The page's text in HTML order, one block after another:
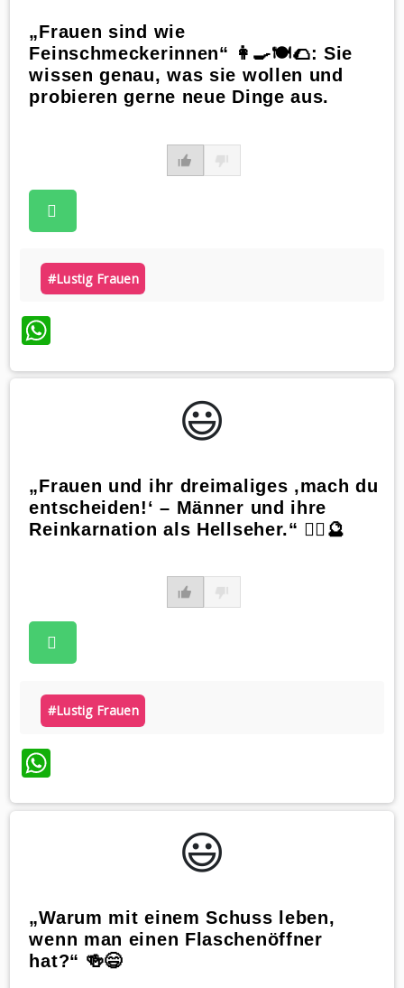
„Frauen sind wie
Feinschmeckerinnen“ 👩‍🍳🍽️🌮: Sie
wissen genau, was sie wollen und
probieren gerne neue Dinge aus.
#lustig Frauen
WhatsApp
😃️
„Frauen und ihr dreimaliges ‚mach du
entscheiden!‘ – Männer und ihre
Reinkarnation als Hellseher.“ 🤷‍♂️🔮
#lustig Frauen
WhatsApp
😃️
„Warum mit einem Schuss leben,
wenn man einen Flaschenöffner
hat?“ 🍻😄